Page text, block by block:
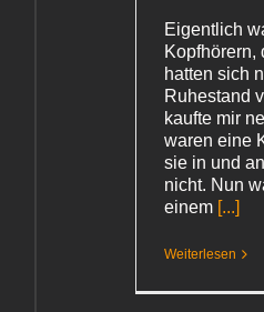
Eigentlich
Kopfhörern,
hatten sich
Ruhestand
kaufte mir
waren eine
sie in und
nicht. Nun
einem [...]
Weiterlesen